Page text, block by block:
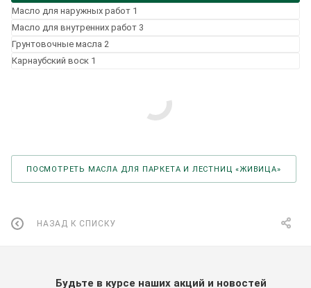
Масло для наружных работ 1
Масло для внутренних работ 3
Грунтовочные масла 2
Карнаубский воск 1
ПОСМОТРЕТЬ МАСЛА ДЛЯ ПАРКЕТА И ЛЕСТНИЦ «ЖИВИЦА»
НАЗАД К СПИСКУ
Будьте в курсе наших акций и новостей